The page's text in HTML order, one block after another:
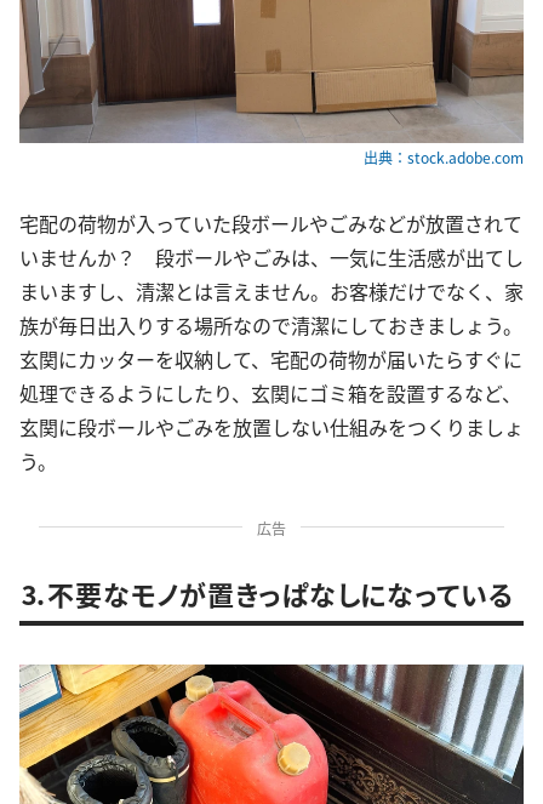
出典：stock.adobe.com
宅配の荷物が入っていた段ボールやごみなどが放置されて
いませんか？ 段ボールやごみは、一気に生活感が出てし
まいますし、清潔とは言えません。お客様だけでなく、家
族が毎日出入りする場所なので清潔にしておきましょう。
玄関にカッターを収納して、宅配の荷物が届いたらすぐに
処理できるようにしたり、玄関にゴミ箱を設置するなど、
玄関に段ボールやごみを放置しない仕組みをつくりましょ
う。
広告
⒊不要なモノが置きっぱなしになっている